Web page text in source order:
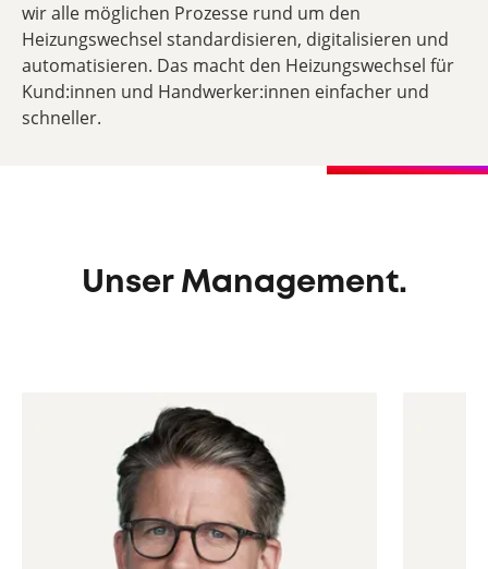
wir alle möglichen Prozesse rund um den
Heizungswechsel standardisieren, digitalisieren und
automatisieren. Das macht den Heizungswechsel für
Kund:innen und Handwerker:innen einfacher und
schneller.
Unser Management.